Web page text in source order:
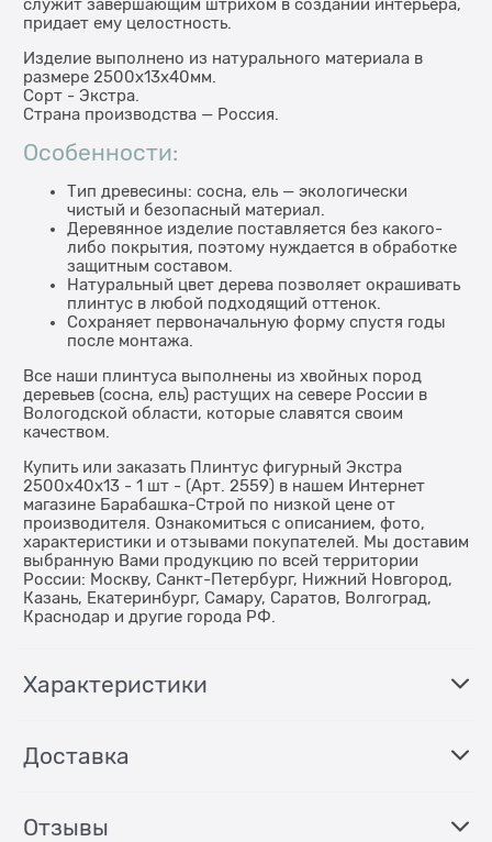
служит завершающим штрихом в создании интерьера,
придает ему целостность.
Изделие выполнено из натурального материала в
размере 2500х13х40мм.
Сорт - Экстра.
Страна производства — Россия.
Особенности:
Тип древесины: сосна, ель — экологически
чистый и безопасный материал.
Деревянное изделие поставляется без какого-
либо покрытия, поэтому нуждается в обработке
защитным составом.
Натуральный цвет дерева позволяет окрашивать
плинтус в любой подходящий оттенок.
Сохраняет первоначальную форму спустя годы
после монтажа.
Все наши плинтуса выполнены из хвойных пород
деревьев (сосна, ель) растущих на севере России в
Вологодской области, которые славятся своим
качеством.
Купить или заказать Плинтус фигурный Экстра
2500x40х13 - 1 шт - (Арт. 2559) в нашем Интернет
магазине Барабашка-Строй по низкой цене от
производителя. Ознакомиться с описанием, фото,
характеристики и отзывами покупателей. Мы доставим
выбранную Вами продукцию по всей территории
России: Москву, Санкт-Петербург, Нижний Новгород,
Казань, Екатеринбург, Самару, Саратов, Волгоград,
Краснодар и другие города РФ.
Характеристики
Доставка
Отзывы